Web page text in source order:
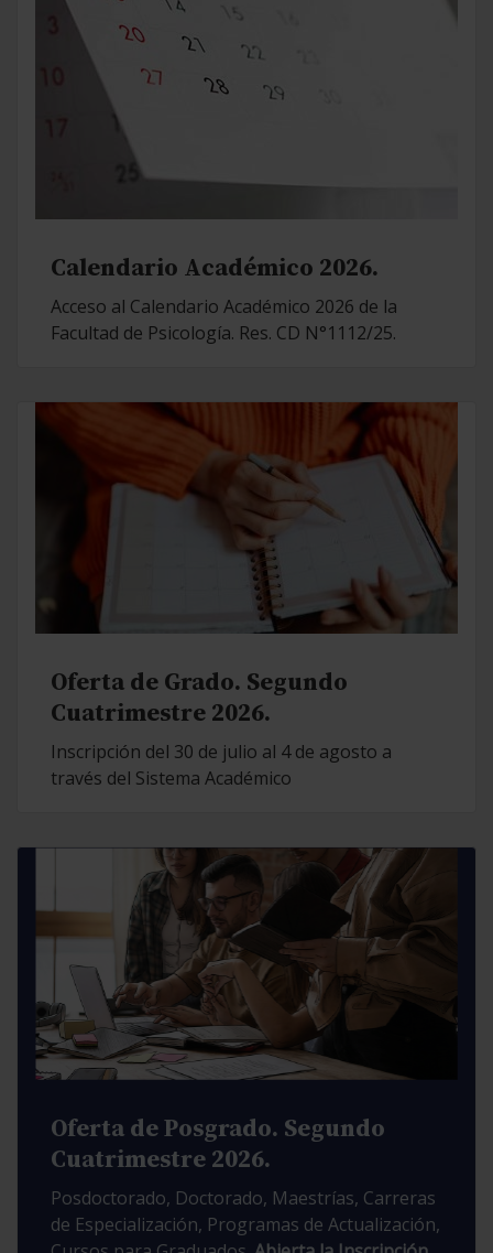
Calendario Académico 2026.
Acceso al Calendario Académico 2026 de la
Facultad de Psicología. Res. CD N°1112/25.
Oferta de Grado. Segundo
Cuatrimestre 2026.
Inscripción del 30 de julio al 4 de agosto a
través del Sistema Académico
Oferta de Posgrado. Segundo
Cuatrimestre 2026.
Posdoctorado, Doctorado, Maestrías, Carreras
de Especialización, Programas de Actualización,